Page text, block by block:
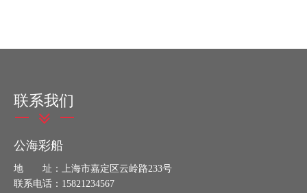
联系我们
公海彩船
地 址：上海市嘉定区云岭路233号
联系电话：15821234567